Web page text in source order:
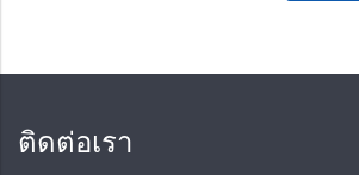
ติดต่อเรา